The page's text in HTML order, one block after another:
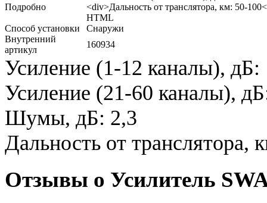
Подробно
<div>Дальность от транслятора, км: 50-
HTML
Способ установки
Снаружи
Внутренний
артикул
160934
Усиление (1-12 каналы), дБ:
Усиление (21-60 каналы),
Шумы, дБ: 2,3
Дальность от транслятора,
Отзывы о Усилитель